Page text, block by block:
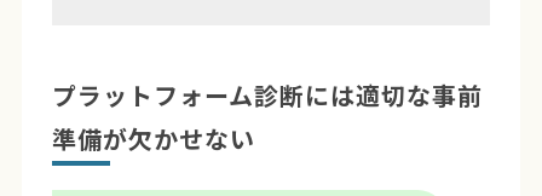
プラットフォーム診断には適切な事前
準備が欠かせない